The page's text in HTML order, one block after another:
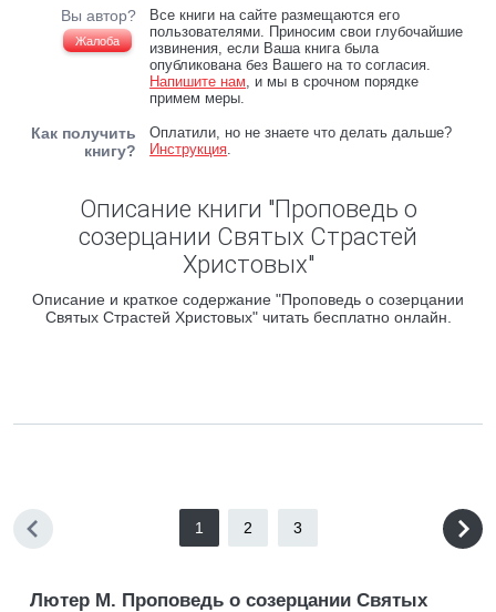
Вы автор?
Жалоба
Все книги на сайте размещаются его
пользователями. Приносим свои глубочайшие
извинения, если Ваша книга была
опубликована без Вашего на то согласия.
Напишите нам, и мы в срочном порядке
примем меры.
Как получить
книгу?
Оплатили, но не знаете что делать дальше?
Инструкция.
Описание книги "Проповедь о
созерцании Святых Страстей
Христовых"
Описание и краткое содержание "Проповедь о созерцании
Святых Страстей Христовых" читать бесплатно онлайн.
1 2 3
Лютер М. Проповедь о созерцании Святых